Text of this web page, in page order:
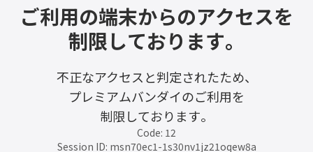
ご利用の端末からのアクセスを
制限しております。
不正なアクセスと判定されたため、
プレミアムバンダイのご利用を
制限しております。
Code: 12
Session ID: msn70ec1-1s30nv1jz21oqew8a